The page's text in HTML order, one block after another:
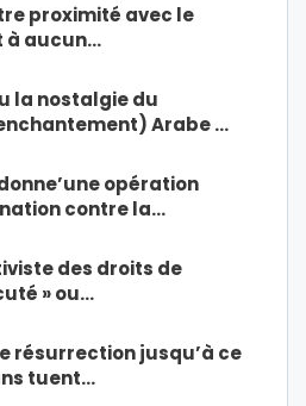
proximité avec le
à aucun…
la nostalgie du
Arabe …
opération
contre la…
des droits de
» ou…
résurrection jusqu’à ce
tuent…